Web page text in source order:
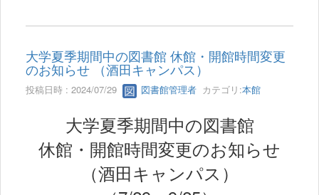
大学夏季期間中の図書館 休館・開館時間変更
のお知らせ （酒田キャンパス）
投稿日時 : 2024/07/29 図書館管理者 カテゴリ:本館
大学夏季期間中の図書館
休館・開館時間変更のお知らせ
（酒田キャンパス）